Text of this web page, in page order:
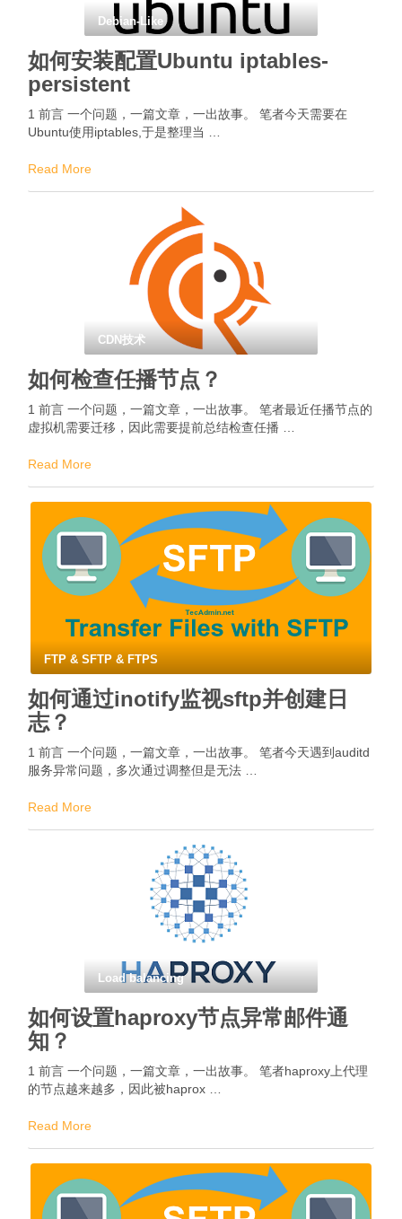
Debian-Like
如何安装配置Ubuntu iptables-
persistent
1 前言 一个问题，一篇文章，一出故事。 笔者今天需要在
Ubuntu使用iptables,于是整理当 …
Read More
CDN技术
如何检查任播节点？
1 前言 一个问题，一篇文章，一出故事。 笔者最近任播节点的
虚拟机需要迁移，因此需要提前总结检查任播 …
Read More
FTP & SFTP & FTPS
如何通过inotify监视sftp并创建日
志？
1 前言 一个问题，一篇文章，一出故事。 笔者今天遇到auditd
服务异常问题，多次通过调整但是无法 …
Read More
Load balancing
如何设置haproxy节点异常邮件通
知？
1 前言 一个问题，一篇文章，一出故事。 笔者haproxy上代理
的节点越来越多，因此被haprox …
Read More